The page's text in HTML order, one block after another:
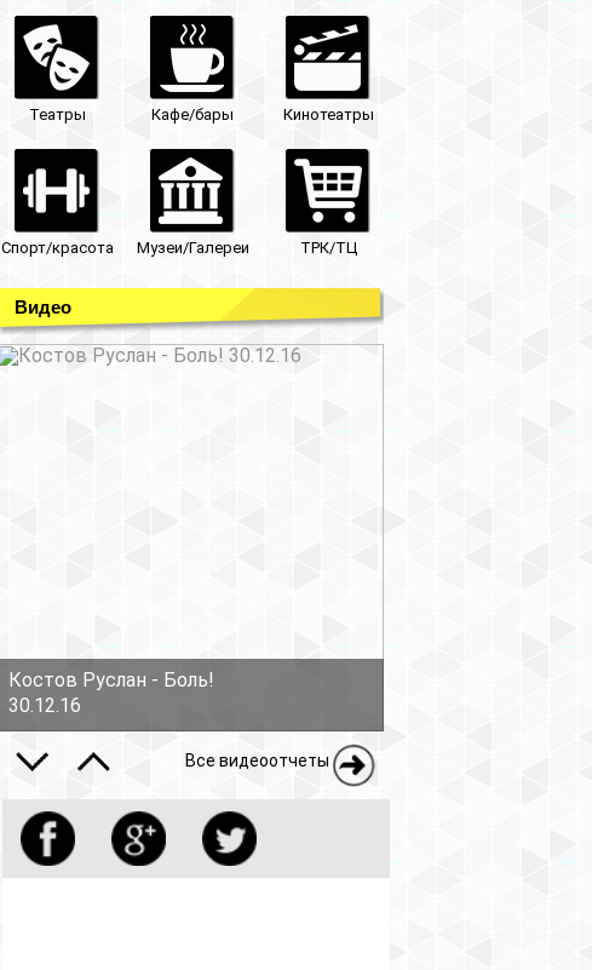
Театры Кафе/бары Кинотеатры
Спорт/красота Музеи/Галереи ТРК/ТЦ
Видео
Костов Руслан - Боль!
30.12.16
Все видеоотчеты